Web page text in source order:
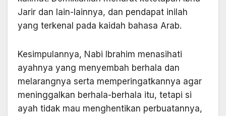
Jarir dan lain-lainnya, dan pendapat inilah
yang terkenal pada kaidah bahasa Arab.
Kesimpulannya, Nabi Ibrahim menasihati
ayahnya yang menyembah berhala dan
melarangnya serta memperingatkannya agar
meninggalkan berhala-berhala itu, tetapi si
ayah tidak mau menghentikan perbuatannya,